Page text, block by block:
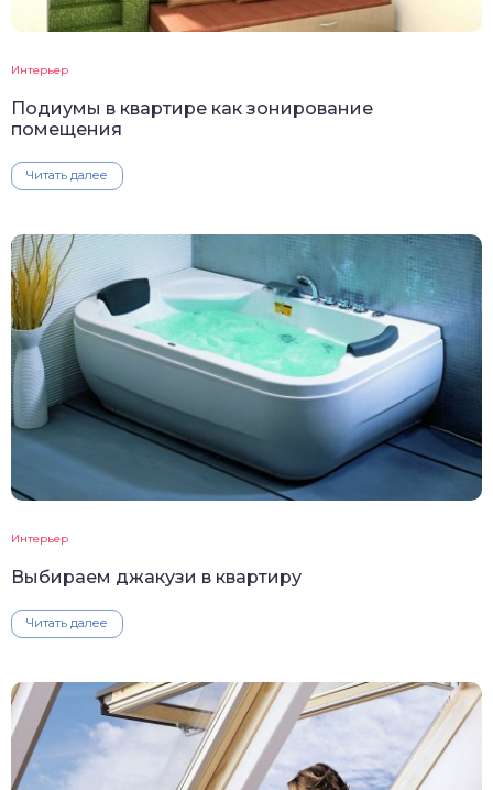
Интерьер
Подиумы в квартире как зонирование
помещения
Читать далее
Интерьер
Выбираем джакузи в квартиру
Читать далее